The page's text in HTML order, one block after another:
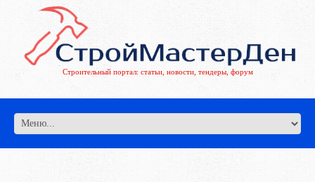
Строительный портал: статьи, новости, тендеры, форум